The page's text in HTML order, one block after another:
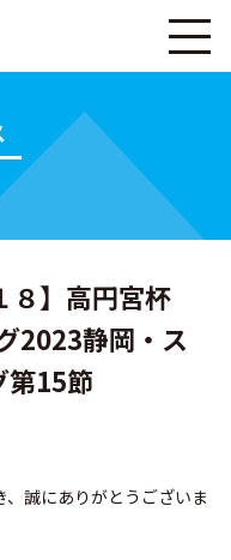
８】高円宮杯
2023静岡・ス
第15節
誠にありがとうございま